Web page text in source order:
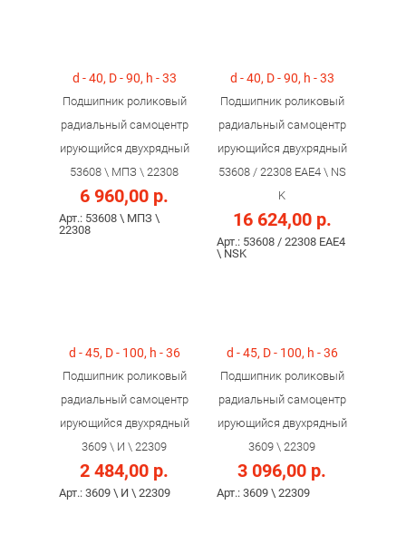
d - 40, D - 90, h - 33
Подшипник роликовый
радиальный самоцентр
ирующийся двухрядный
53608 \ МПЗ \ 22308
6 960,00 р.
Арт.: 53608 \ МПЗ \
22308
d - 40, D - 90, h - 33
Подшипник роликовый
радиальный самоцентр
ирующийся двухрядный
53608 / 22308 ЕAE4 \ NS
K
16 624,00 р.
Арт.: 53608 / 22308 ЕAE4
\ NSK
d - 45, D - 100, h - 36
Подшипник роликовый
радиальный самоцентр
ирующийся двухрядный
3609 \ И \ 22309
2 484,00 р.
Арт.: 3609 \ И \ 22309
d - 45, D - 100, h - 36
Подшипник роликовый
радиальный самоцентр
ирующийся двухрядный
3609 \ 22309
3 096,00 р.
Арт.: 3609 \ 22309